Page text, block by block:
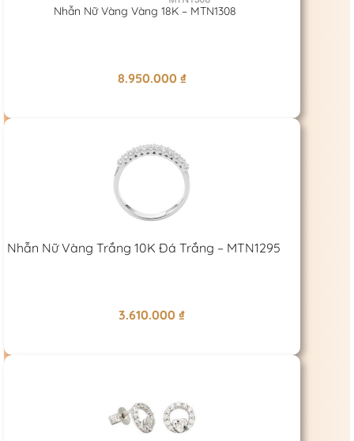
Nhẫn Nữ Vàng Vàng 18K – MTN1308
8.950.000 ₫
Nhẫn Nữ Vàng Trắng 10K Đá Trắng – MTN1295
3.610.000₫